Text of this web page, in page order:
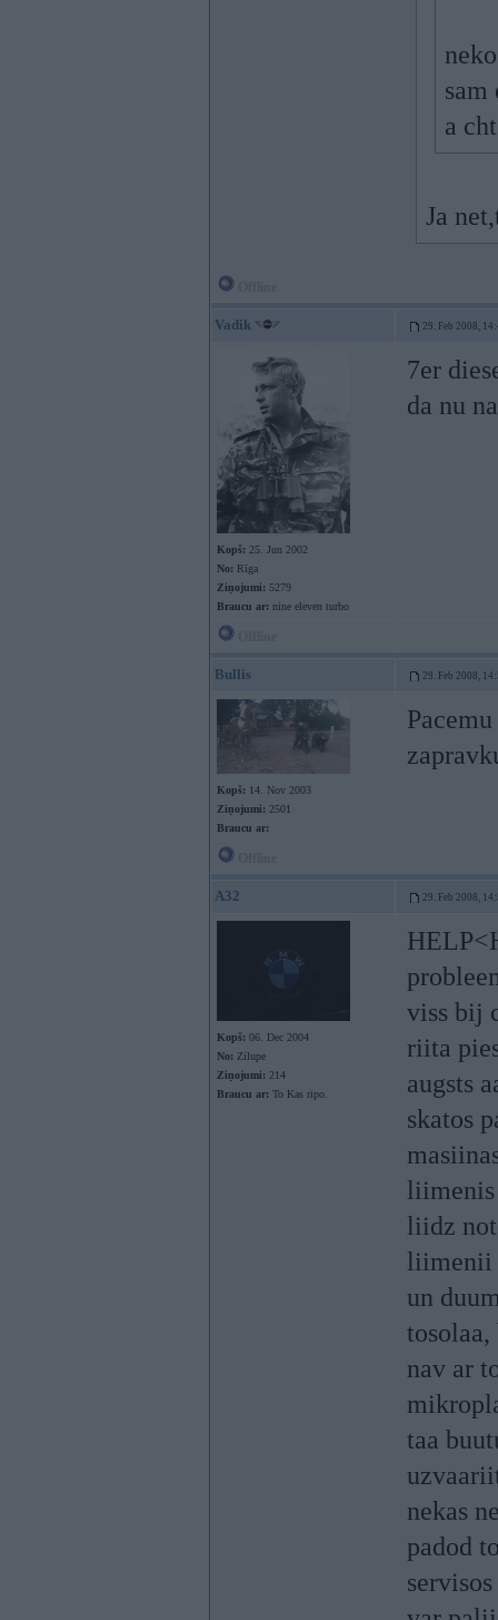
sam
a
Ja
Vadik 29. Feb 2008,
Kopš: 25. Jun 2002
No: Rīga
Ziņojumi: 5279
Braucu ar: nine eleven turbo
7er
da nu
Bullis 29. Feb 2008,
Kopš: 14. Nov 2003
Ziņojumi: 2501
Braucu ar:
A32 29. Feb 2008,
Kopš: 06. Dec 2004
No: Zilupe
Ziņojumi: 214
Braucu ar: To Kas ripo.
viss bij
riita
augsts
skatos
liidz
liimenii
un
nav ar
taa
nekas
padod